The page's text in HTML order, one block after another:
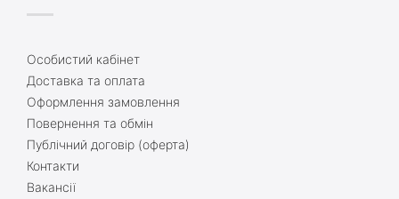
Особистий кабінет
Доставка та оплата
Оформлення замовлення
Повернення та обмін
Публічний договір (оферта)
Контакти
Вакансії